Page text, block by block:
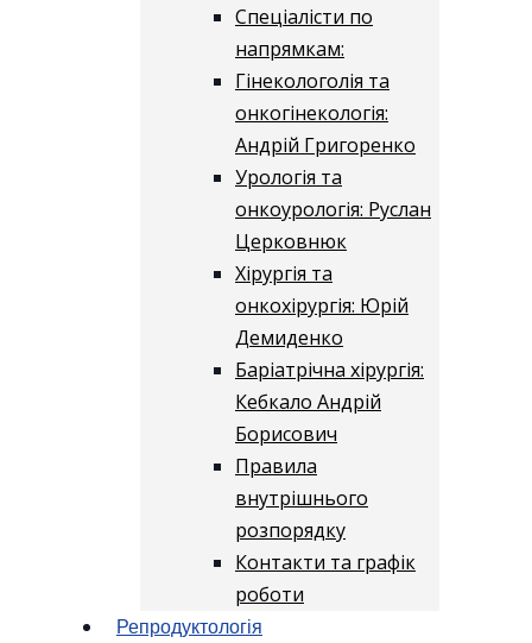
Спеціалісти по
напрямкам:
Гінекологолія та
онкогінекологія:
Андрій Григоренко
Урологія та
онкоурологія: Руслан
Церковнюк
Хірургія та
онкохірургія: Юрій
Демиденко
Баріатрічна хірургія:
Кебкало Андрій
Борисович
Правила
внутрішнього
розпорядку
Контакти та графік
роботи
Репродуктологія